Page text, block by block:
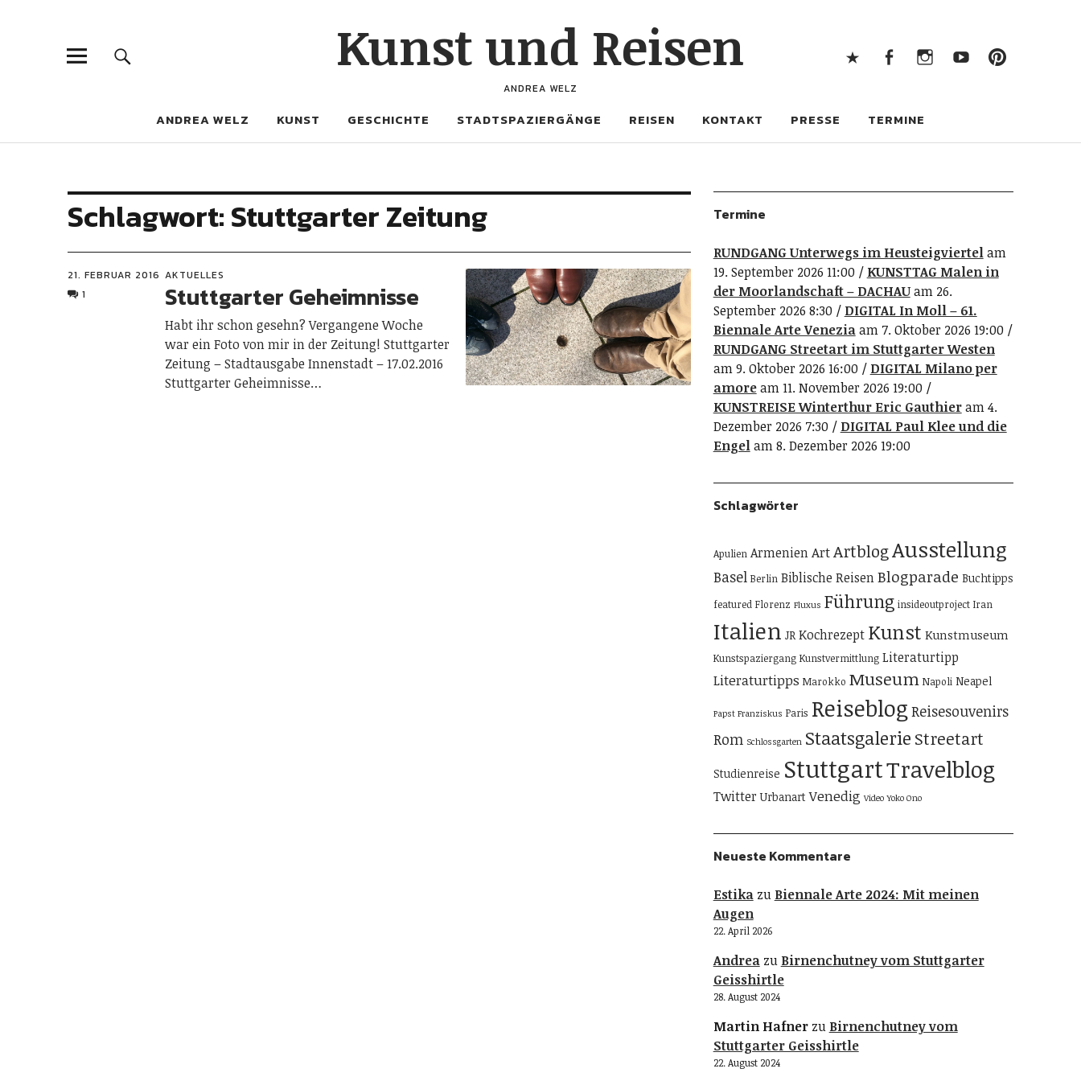
Kunst und Reisen
ANDREA WELZ
ANDREA WELZ KUNST GESCHICHTE STADTSPAZIERGÄNGE REISEN KONTAKT PRESSE TERMINE
Schlagwort:Stuttgarter Zeitung
21. FEBRUAR 2016
1
AKTUELLES
Stuttgarter Geheimnisse
Habt ihr schon gesehn? Vergangene Woche
war ein Foto von mir in der Zeitung! Stuttgarter
Zeitung – Stadtausgabe Innenstadt – 17.02.2016
Stuttgarter Geheimnisse…
Termine
RUNDGANG Unterwegs im Heusteigviertelam
19. September 2026 11:00
KUNSTTAG Malen in
der Moorlandschaft – DACHAUam 26.
September 2026 8:30
DIGITAL In Moll – 61.
Biennale Arte Veneziaam 7. Oktober 2026 19:00
RUNDGANG Streetart im Stuttgarter Westen
am 9. Oktober 2026 16:00
DIGITAL Milano per
amoream 11. November 2026 19:00
KUNSTREISE Winterthur Eric Gauthieram 4.
Dezember 2026 7:30
DIGITAL Paul Klee und die
Engelam 8. Dezember 2026 19:00
Schlagwörter
Apulien ArmenienArtArtblogAusstellung
Basel Berlin Biblische ReisenBlogparade Buchtipps
featured Florenz Fluxus Führung insideoutproject Iran
Italien JR Kochrezept Kunst Kunstmuseum
Kunstspaziergang Kunstvermittlung Literaturtipp
Literaturtipps Marokko Museum Napoli Neapel
Papst Franziskus Paris Reiseblog Reisesouvenirs
Rom Schlossgarten Staatsgalerie Streetart
Studienreise StuttgartTravelblog
Twitter Urbanart Venedig Video Yoko Ono
Neueste Kommentare
Estikazu Biennale Arte 2024: Mit meinen
Augen
22. April 2026
Andreazu Birnenchutney vom Stuttgarter
Geisshirtle
28. August 2024
Martin Hafnerzu Birnenchutney vom
Stuttgarter Geisshirtle
22. August 2024